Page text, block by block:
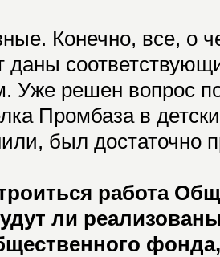
Конечно, все, о
даны
Уже решен вопрос
Промбаза в
был достаточно
работа
ли